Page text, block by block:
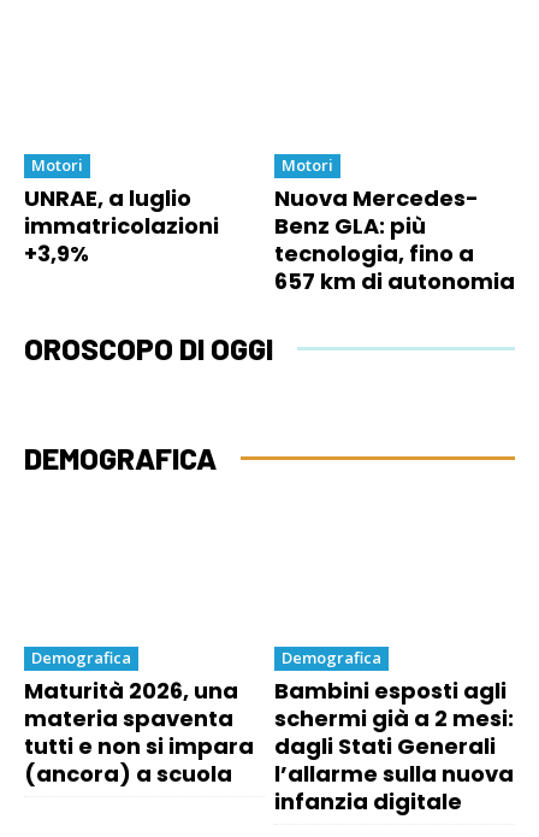
Motori
UNRAE, a luglio
immatricolazioni
+3,9%
Motori
Nuova Mercedes-
Benz GLA: più
tecnologia, fino a
657 km di autonomia
OROSCOPO DI OGGI
DEMOGRAFICA
Demografica
Maturità 2026, una
materia spaventa
tutti e non si impara
(ancora) a scuola
Demografica
Bambini esposti agli
schermi già a 2 mesi:
dagli Stati Generali
l’allarme sulla nuova
infanzia digitale